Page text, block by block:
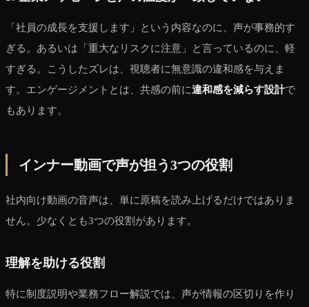
「社員の成長を支援します」という内容なのに、声が事務的す
ぎる。あるいは「重大なリスクに注意」と言っているのに、軽
すぎる。こうしたズレは、視聴者に無意識の違和感を与えま
す。エンゲージメントとは、共感の前に違和感を減らす設計で
もあります。
インナー動画で声が担う3つの役割
社内向け動画の音声は、単に原稿を読み上げるだけではありま
せん。少なくとも3つの役割があります。
理解を助ける役割
特に制度説明や業務フロー解説では、声が情報の区切りを作り